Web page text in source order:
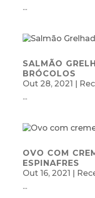
...
SALMÃO
BRÓCOLOS
Out 28, 2021
...
OVO COM
ESPINAFRES
Out 16, 2021
...